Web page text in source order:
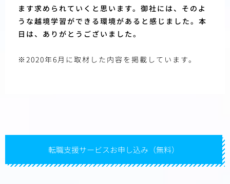
ます求められていくと思います。御社には、そのよ
うな越境学習ができる環境があると感じました。本
日は、ありがとうございました。
※2020年6月に取材した内容を掲載しています。
転職支援サービスお申し込み（無料）